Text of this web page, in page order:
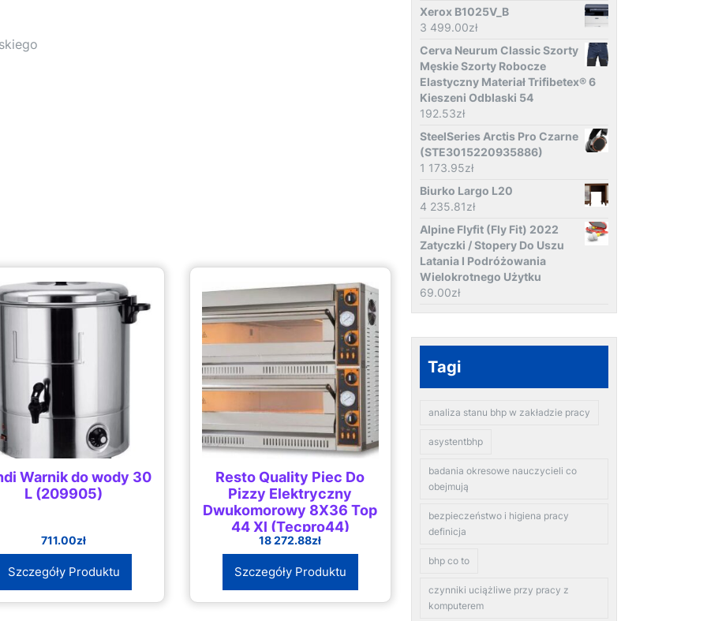
Warnik do wody 30
L (209905)
711.00zł
Szczegóły Produktu
Resto Quality Piec Do
Pizzy Elektryczny
Dwukomorowy 8X36 Top
44 Xl (Tecpro44)
(TOP44XL)
18 272.88zł
Szczegóły Produktu
Xerox B1025V_B
3 499.00zł
Cerva Neurum Classic Szorty
Męskie Szorty Robocze
Elastyczny Materiał Trifibetex® 6
Kieszeni Odblaski 54
192.53zł
SteelSeries Arctis Pro Czarne
(STE3015220935886)
1 173.95zł
Biurko Largo L20
4 235.81zł
Alpine Flyfit (Fly Fit) 2022
Zatyczki / Stopery Do Uszu
Latania I Podróżowania
Wielokrotnego Użytku
69.00zł
Tagi
analiza stanu bhp w zakładzie pracy
asystentbhp
badania okresowe nauczycieli co
obejmują
bezpieczeństwo i higiena pracy
definicja
bhp co to
czynniki uciążliwe przy pracy z
komputerem